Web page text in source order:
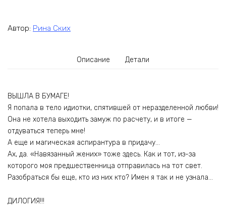
Автор: Рина Ских
Описание Детали
ВЫШЛА В БУМАГЕ!
Я попала в тело идиотки, спятившей от неразделенной любви!
Она не хотела выходить замуж по расчету, и в итоге —
отдуваться теперь мне!
А еще и магическая аспирантура в придачу…
Ах, да. «Навязанный жених» тоже здесь. Как и тот, из-за
которого моя предшественница отправилась на тот свет.
Разобраться бы еще, кто из них кто? Имен я так и не узнала…
ДИЛОГИЯ!!!